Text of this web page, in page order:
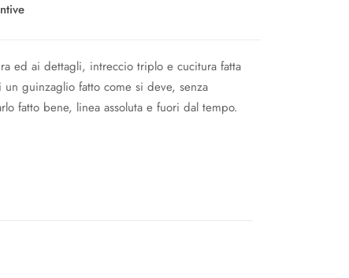
ed ai dettagli, intreccio triplo e cucitura fatta
guinzaglio fatto come si deve, senza
fatto bene, linea assoluta e fuori dal tempo.